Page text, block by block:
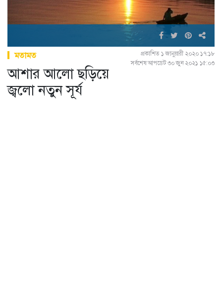
মতামত
প্রকাশিত ১ জানুয়ারী ২০২০ ১৭:১৮
সর্বশেষ আপডেট ৩০ জুন ২০২১ ১৫:০৩
আশার আলো ছড়িয়ে
জ্বলো নতুন সূর্য